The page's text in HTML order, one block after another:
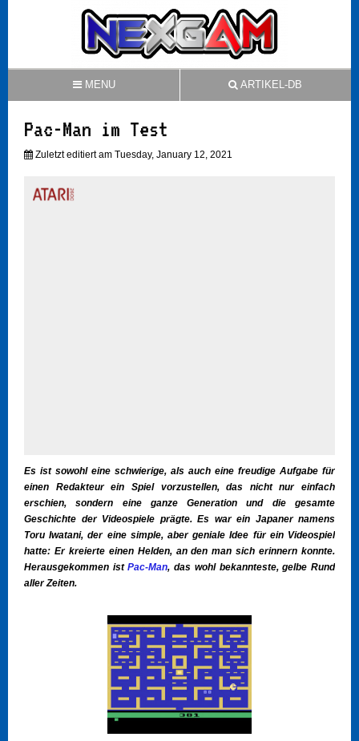
MENU ARTIKEL-DB
Pac-Man im Test
Zuletzt editiert am Tuesday, January 12, 2021
Es ist sowohl eine schwierige, als auch eine freudige Aufgabe für
einen Redakteur ein Spiel vorzustellen, das nicht nur einfach
erschien, sondern eine ganze Generation und die gesamte
Geschichte der Videospiele prägte. Es war ein Japaner namens
Toru Iwatani, der eine simple, aber geniale Idee für ein Videospiel
hatte: Er kreierte einen Helden, an den man sich erinnern konnte.
Herausgekommen istPac-Man, das wohl bekannteste, gelbe Rund
aller Zeiten.